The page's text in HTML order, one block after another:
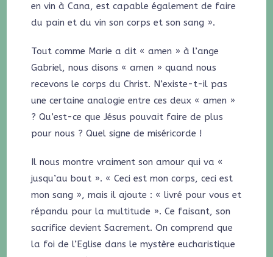
en vin à Cana, est capable également de faire
du pain et du vin son corps et son sang ».
Tout comme Marie a dit « amen » à l’ange
Gabriel, nous disons « amen » quand nous
recevons le corps du Christ. N’existe-t-il pas
une certaine analogie entre ces deux « amen »
? Qu’est-ce que Jésus pouvait faire de plus
pour nous ? Quel signe de miséricorde !
Il nous montre vraiment son amour qui va «
jusqu’au bout ». « Ceci est mon corps, ceci est
mon sang », mais il ajoute : « livré pour vous et
répandu pour la multitude ». Ce faisant, son
sacrifice devient Sacrement. On comprend que
la foi de l’Eglise dans le mystère eucharistique